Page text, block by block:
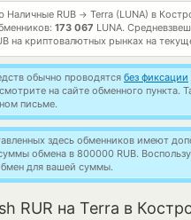
Наличные RUB → Terra (LUNA) в
173 067 LUNA.
на криптовалютных рынках на
обычно проводятся без фиксации
на сайте обменного
письме.
здесь обменников имеют
обмена в 800000 RUB.
для вашей суммы.
RUR на Terra в